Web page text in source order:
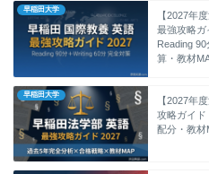
早稲田大学
【2027年
最強攻略ガ
Reading
算・教材
早稲田大学
【2027年
攻略ガイド
配分・教材